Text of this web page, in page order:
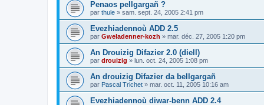
Penaos pellgargañ ?
par thule » sam. sept. 24, 2005 2:41 pm
Evezhiadennoù ADD 2.5
par Gweladenner-kozh » mar. déc. 27, 2005 1:20 pm
An Drouizig Difazier 2.0 (diell)
par drouizig » lun. oct. 24, 2005 1:08 pm
An drouizig Difazier da bellgargañ
par Pascal Trichet » mar. oct. 11, 2005 10:16 am
Evezhiadennoù diwar-benn ADD 2.4